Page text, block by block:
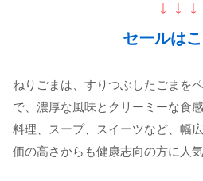
↓ ↓ ↓
セールは
ねりごまは、すりつぶしたごまを
で、濃厚な風味とクリーミーな食
料理、スープ、スイーツなど、幅
価の高さからも健康志向の方に人気